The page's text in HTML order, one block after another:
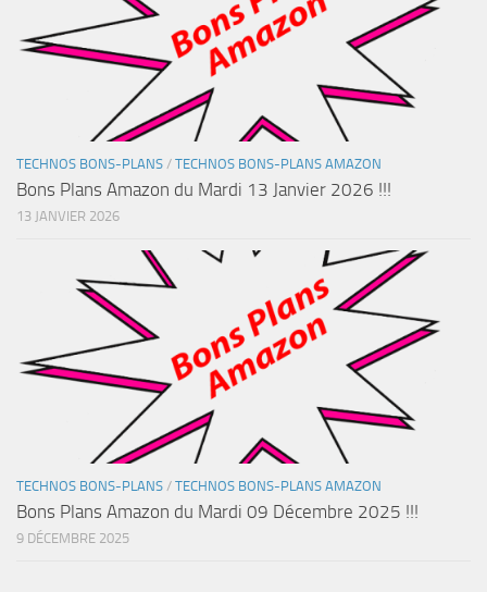
TECHNOS BONS-PLANS / TECHNOS BONS-PLANS AMAZON
Bons Plans Amazon du Mardi 13 Janvier 2026 !!!
13 JANVIER 2026
TECHNOS BONS-PLANS / TECHNOS BONS-PLANS AMAZON
Bons Plans Amazon du Mardi 09 Décembre 2025 !!!
9 DÉCEMBRE 2025